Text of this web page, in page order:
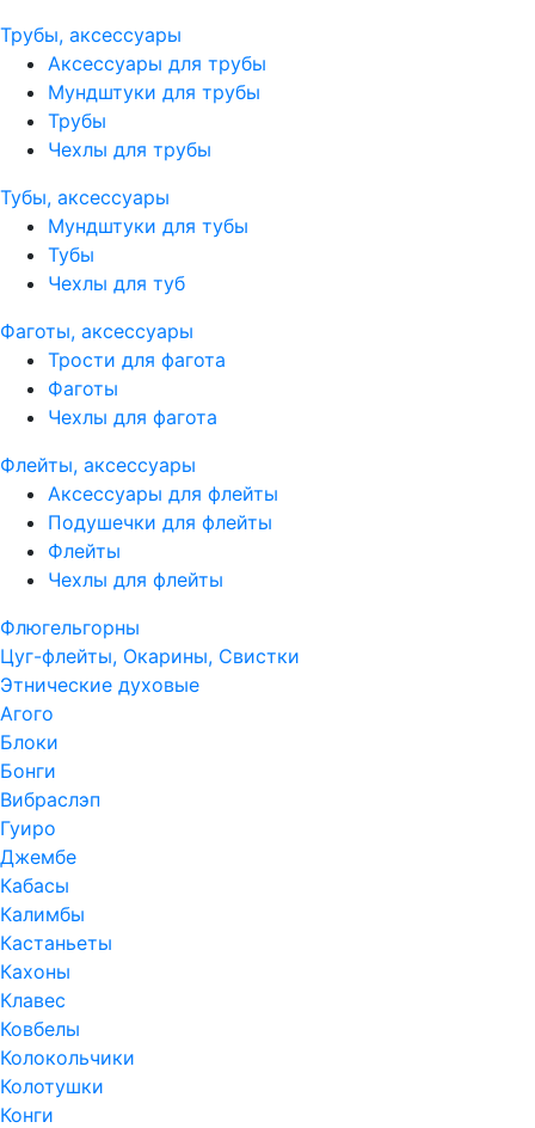
Трубы, аксессуары
Аксессуары для трубы
Мундштуки для трубы
Трубы
Чехлы для трубы
Тубы, аксессуары
Мундштуки для тубы
Тубы
Чехлы для туб
Фаготы, аксессуары
Трости для фагота
Фаготы
Чехлы для фагота
Флейты, аксессуары
Аксессуары для флейты
Подушечки для флейты
Флейты
Чехлы для флейты
Флюгельгорны
Цуг-флейты, Окарины, Свистки
Этнические духовые
Агого
Блоки
Бонги
Вибраслэп
Гуиро
Джембе
Кабасы
Калимбы
Кастаньеты
Кахоны
Клавес
Ковбелы
Колокольчики
Колотушки
Конги